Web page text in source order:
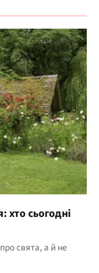
хто сьогодні
свята, а й не